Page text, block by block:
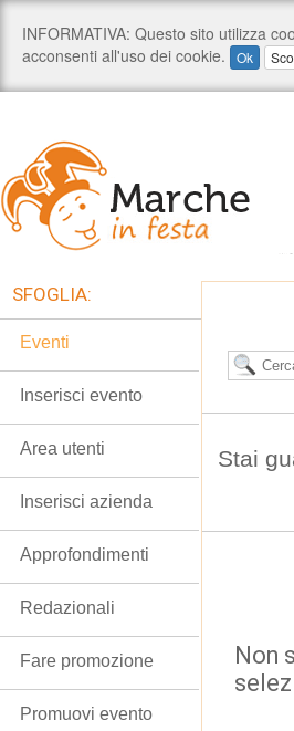
Stai
Non
SFOGLIA:
Eventi
Inserisci evento
Area utenti
Inserisci azienda
Approfondimenti
Redazionali
Fare promozione
Promuovi evento